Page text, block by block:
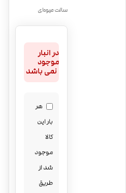
سالت میوه‌ای
در انبار
موجود
نمی باشد
هر
بار این
کالا
موجود
شد از
طریق